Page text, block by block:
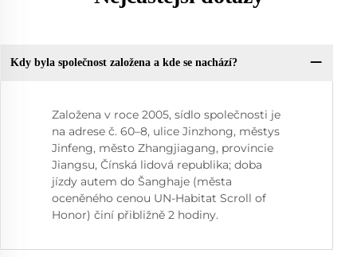
Kdy byla společnost založena a kde se nachází?
Založena v roce 2005, sídlo společnosti je
na adrese č. 60–8, ulice Jinzhong, městys
Jinfeng, město Zhangjiagang, provincie
Jiangsu, Čínská lidová republika; doba
jízdy autem do Šanghaje (města
oceněného cenou UN-Habitat Scroll of
Honor) činí přibližně 2 hodiny.